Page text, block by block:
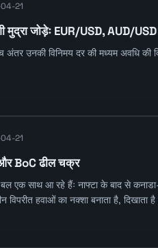
21
मुद्रा जोड़ेः EUR/USD, AUD/
अंतर उनकी विनिमय दर की मध्यम
21
BoC ढील चक्र
बल एक साथ आ रहे हैंः नाफ्टा के बाद से
विपरीत हवाओं का नक्शा बनाता है,